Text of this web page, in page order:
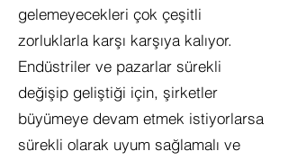
gelemeyecekleri çok çeşitli
zorluklarla karşı karşıya kalıyor.
Endüstriler ve pazarlar sürekli
değişip geliştiği için, şirketler
büyümeye devam etmek istiyorlarsa
sürekli olarak uyum sağlamalı ve